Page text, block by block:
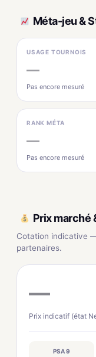
Méta-jeu &
USAGE TOURNOIS
—
Pas encore mesuré
RANK MÉTA
—
Pas encore mesuré
Prix marché
Cotation indicative
partenaires.
—
Prix indicatif (état
PSA 9